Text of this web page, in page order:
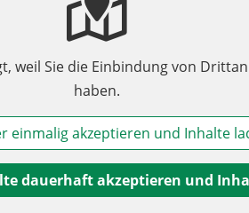
weil Sie die Einbindung von
haben.
einmalig akzeptieren und Inhalte
dauerhaft akzeptieren und